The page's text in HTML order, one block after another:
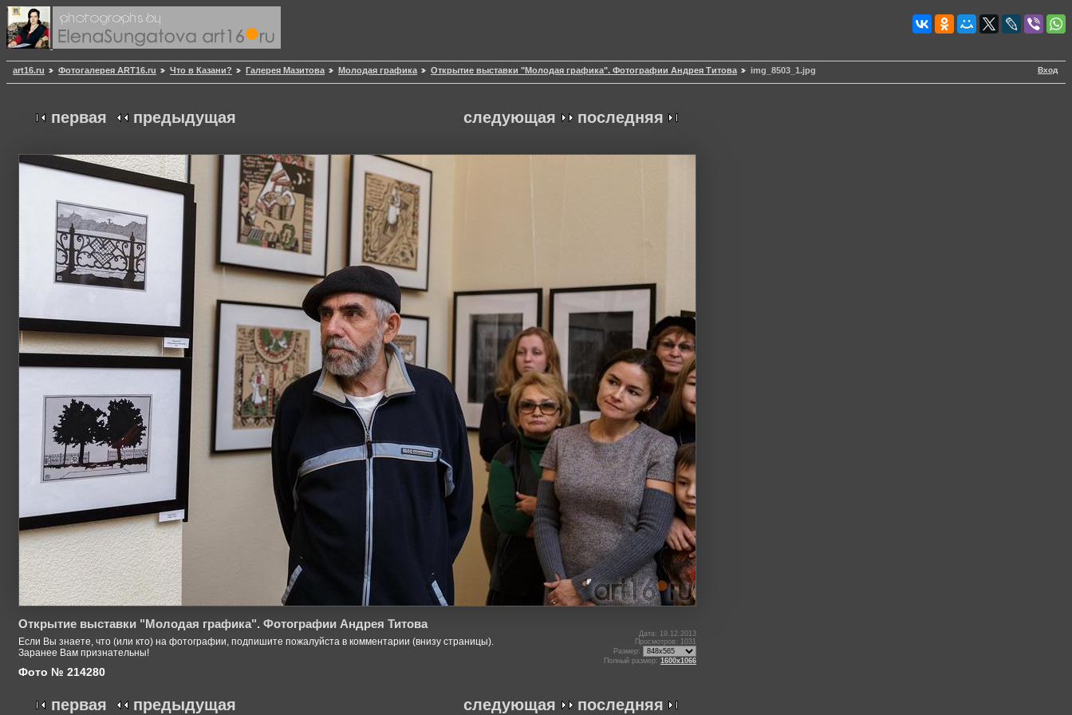
Вход
art16.ru Фотогалерея ART16.ru Что в Казани? Галерея Мазитова Молодая графика Открытие выставки "Молодая графика". Фотографии Андрея Титова img_8503_1.jpg
следующая последняя
первая предыдущая
Открытие выставки "Молодая графика". Фотографии Андрея Титова
Если Вы знаете, что (или кто) на фотографии, подпишите пожалуйста в комментарии (внизу страницы).
Заранее Вам признательны!
Фото № 214280
Дата: 19.12.2013
Просмотров: 1031
Размер:
Полный размер: 1600x1066
следующая последняя
первая предыдущая